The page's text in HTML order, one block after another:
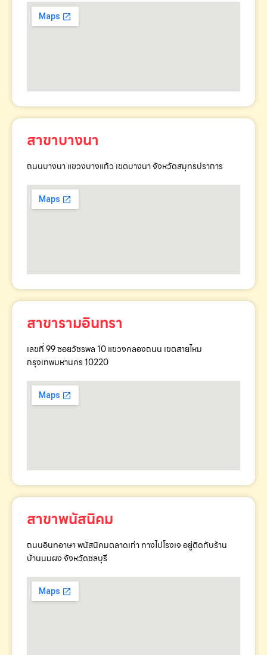
สาขาบางนา
ถนนบางนา แขวงบางแก้ว เขตบางนา จังหวัดสมุทรปราการ
สาขารามอินทรา
เลขที่ 99 ซอยวัชรพล 10 แขวงคลองถนน เขตสายไหม
กรุงเทพมหานคร 10220
สาขาพนัสนิคม
ถนนอินทอาษา พนัสนิคมตลาดเก่า ทางไปโรงเจ อยู่ติดกับร้าน
บ้านนมผง จังหวัดชลบุรี